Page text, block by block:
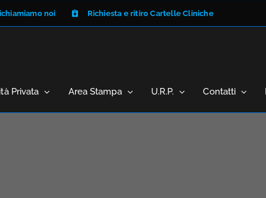
noi Richiesta e ritiro Cartelle Cliniche
Privata Area Stampa U.R.P. Contatti